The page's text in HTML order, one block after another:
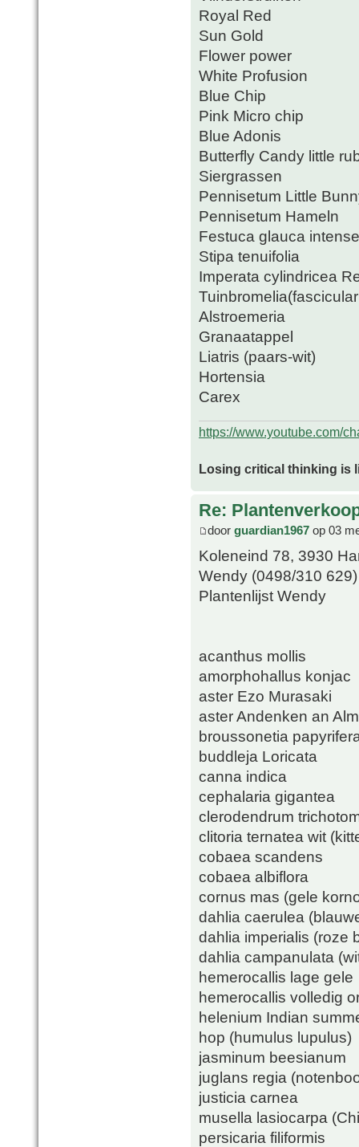
Royal Red
Sun Gold
Flower power
White Profusion
Blue Chip
Pink Micro chip
Blue Adonis
Butterfly Candy little
Siergrassen
Pennisetum Little
Pennisetum Hameln
Festuca glauca
Stipa tenuifolia
Imperata cylindricea
Alstroemeria
Granaatappel
Liatris (paars-wit)
Hortensia
Carex
https://www.youtube.com/
Losing critical thinking is
Re:
door guardian1967 op 03
Koleneind 78, 3930
Wendy (0498/310 629)
Plantenlijst Wendy
acanthus mollis
amorphohallus konjac
aster Ezo Murasaki
aster Andenken an
broussonetia
buddleja Loricata
canna indica
cephalaria gigantea
clerodendrum
clitoria ternatea wit
cobaea scandens
cobaea albiflora
cornus mas (gele
dahlia caerulea
dahlia imperialis (roze
dahlia campanulata
hemerocallis lage gele
hemerocallis volledig
helenium Indian
hop (humulus lupulus)
jasminum beesianum
juglans regia
justicia carnea
musella lasiocarpa
persicaria filiformis